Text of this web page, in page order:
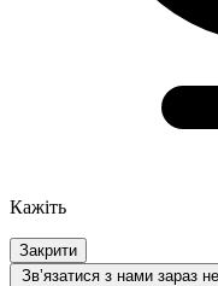
Кажіть
Закрити
Звʼязатися з нами зараз